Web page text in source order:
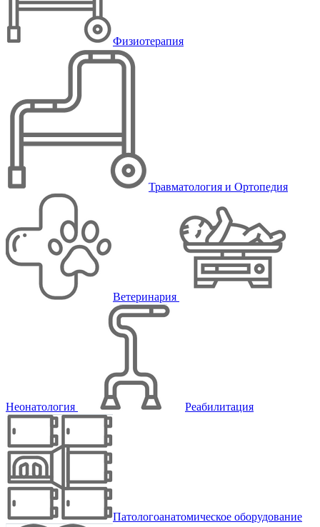
Физиотерапия
Травматология и Ортопедия
Ветеринария
Неонатология Реабилитация
Патологоанатомическое оборудование